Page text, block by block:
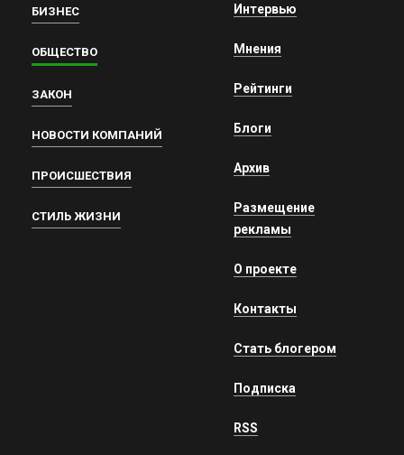
БИЗНЕС
ОБЩЕСТВО
ЗАКОН
НОВОСТИ КОМПАНИЙ
ПРОИСШЕСТВИЯ
СТИЛЬ ЖИЗНИ
Интервью
Мнения
Рейтинги
Блоги
Архив
Размещение
рекламы
О проекте
Контакты
Стать блогером
Подписка
RSS